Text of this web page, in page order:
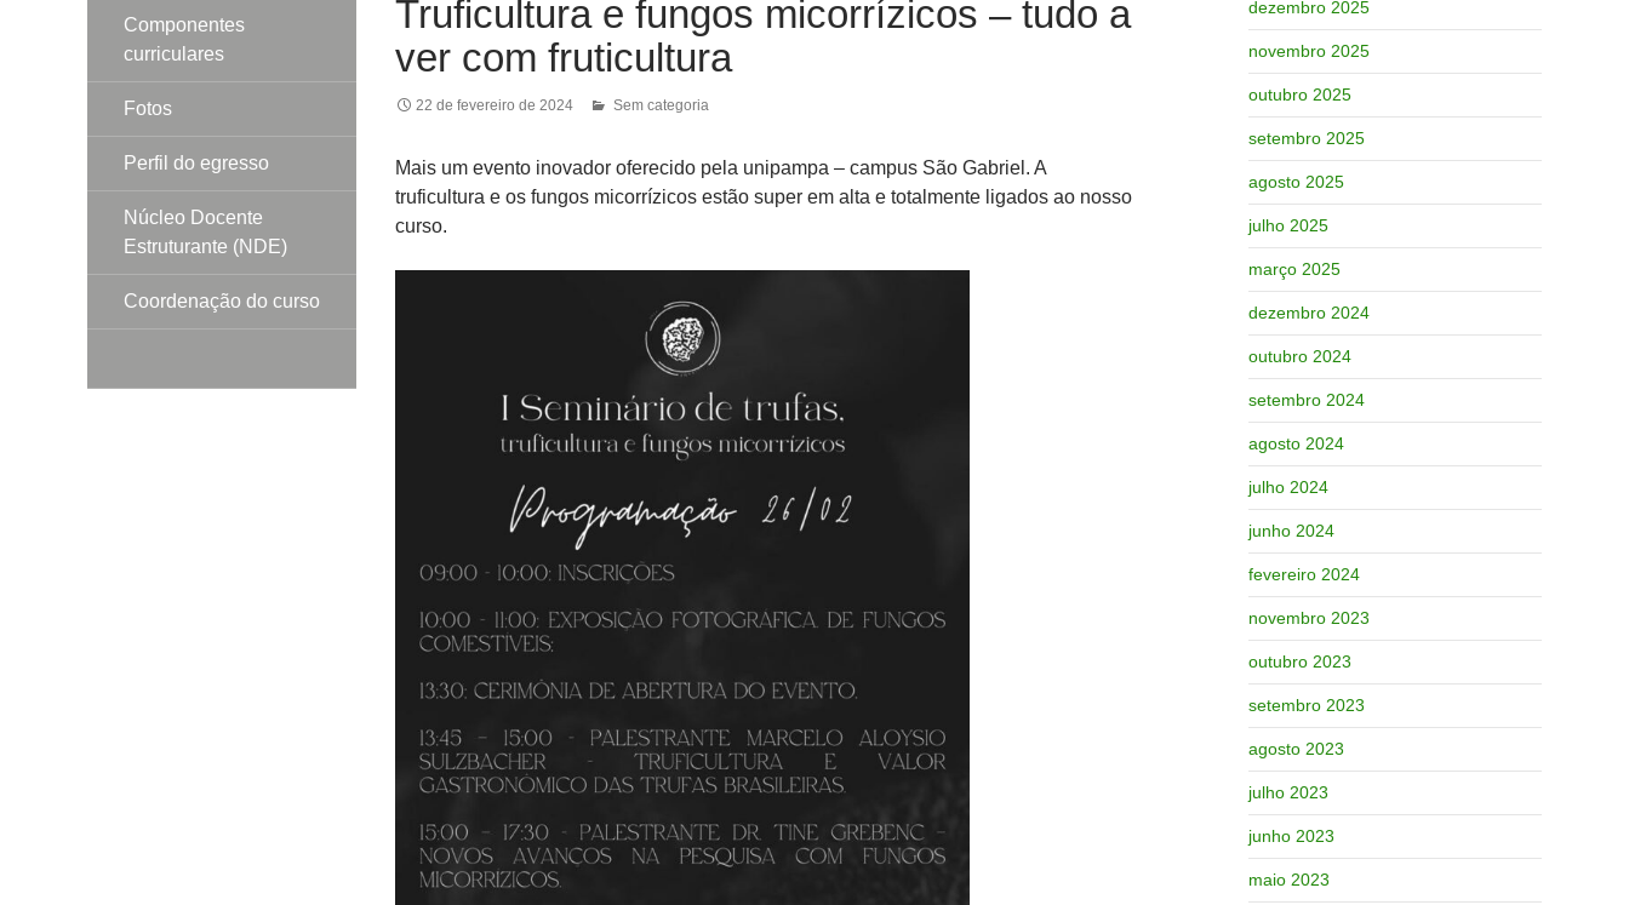
Truficultura e fungos micorrízicos – tudo a
ver com fruticultura
22 de fevereiro de 2024 Sem categoria
Mais um evento inovador oferecido pela unipampa – campus São Gabriel. A
truficultura e os fungos micorrízicos estão super em alta e totalmente ligados ao nosso
curso.
dezembro 2025
novembro 2025
outubro 2025
setembro 2025
agosto 2025
julho 2025
março 2025
dezembro 2024
outubro 2024
setembro 2024
agosto 2024
julho 2024
junho 2024
fevereiro 2024
novembro 2023
outubro 2023
setembro 2023
agosto 2023
julho 2023
junho 2023
maio 2023
Componentes
curriculares
Fotos
Perfil do egresso
Núcleo Docente
Estruturante (NDE)
Coordenação do curso